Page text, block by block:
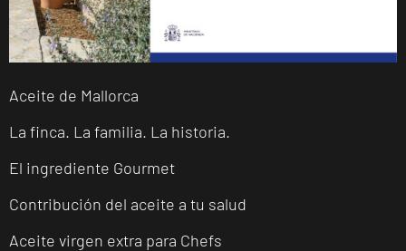
Aceite de Mallorca
La finca. La familia. La historia.
El ingrediente Gourmet
Contribución del aceite a tu salud
Aceite virgen extra para Chefs